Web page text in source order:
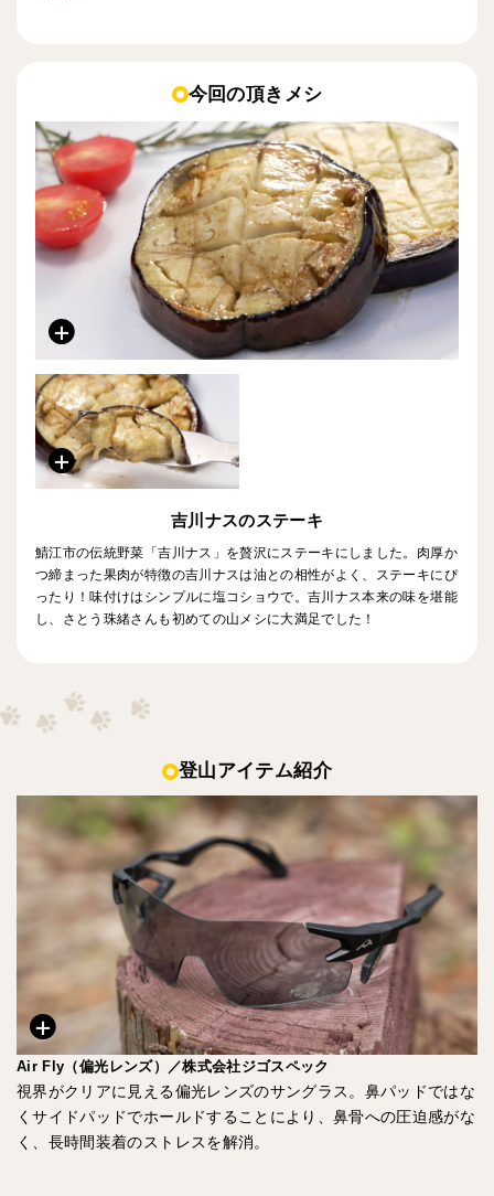
今回の頂きメシ
吉川ナスのステーキ
鯖江市の伝統野菜「吉川ナス」を贅沢にステーキにしました。肉厚か
つ締まった果肉が特徴の吉川ナスは油との相性がよく、ステーキにぴ
ったり！味付けはシンプルに塩コショウで。吉川ナス本来の味を堪能
し、さとう珠緒さんも初めての山メシに大満足でした！
登山アイテム紹介
Air Fly（偏光レンズ）／株式会社ジゴスペック
視界がクリアに見える偏光レンズのサングラス。鼻パッドではな
くサイドパッドでホールドすることにより、鼻骨への圧迫感がな
く、長時間装着のストレスを解消。